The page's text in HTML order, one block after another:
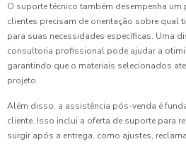
O suporte técnico também desempenha um
clientes precisam de orientação sobre qual
para suas necessidades específicas. Uma
consultoria profissional pode ajudar a
garantindo que o materiais selecionados
projeto.
Além disso, a assistência pós-venda é
cliente. Isso inclui a oferta de suporte para
surgir após a entrega, como ajustes,